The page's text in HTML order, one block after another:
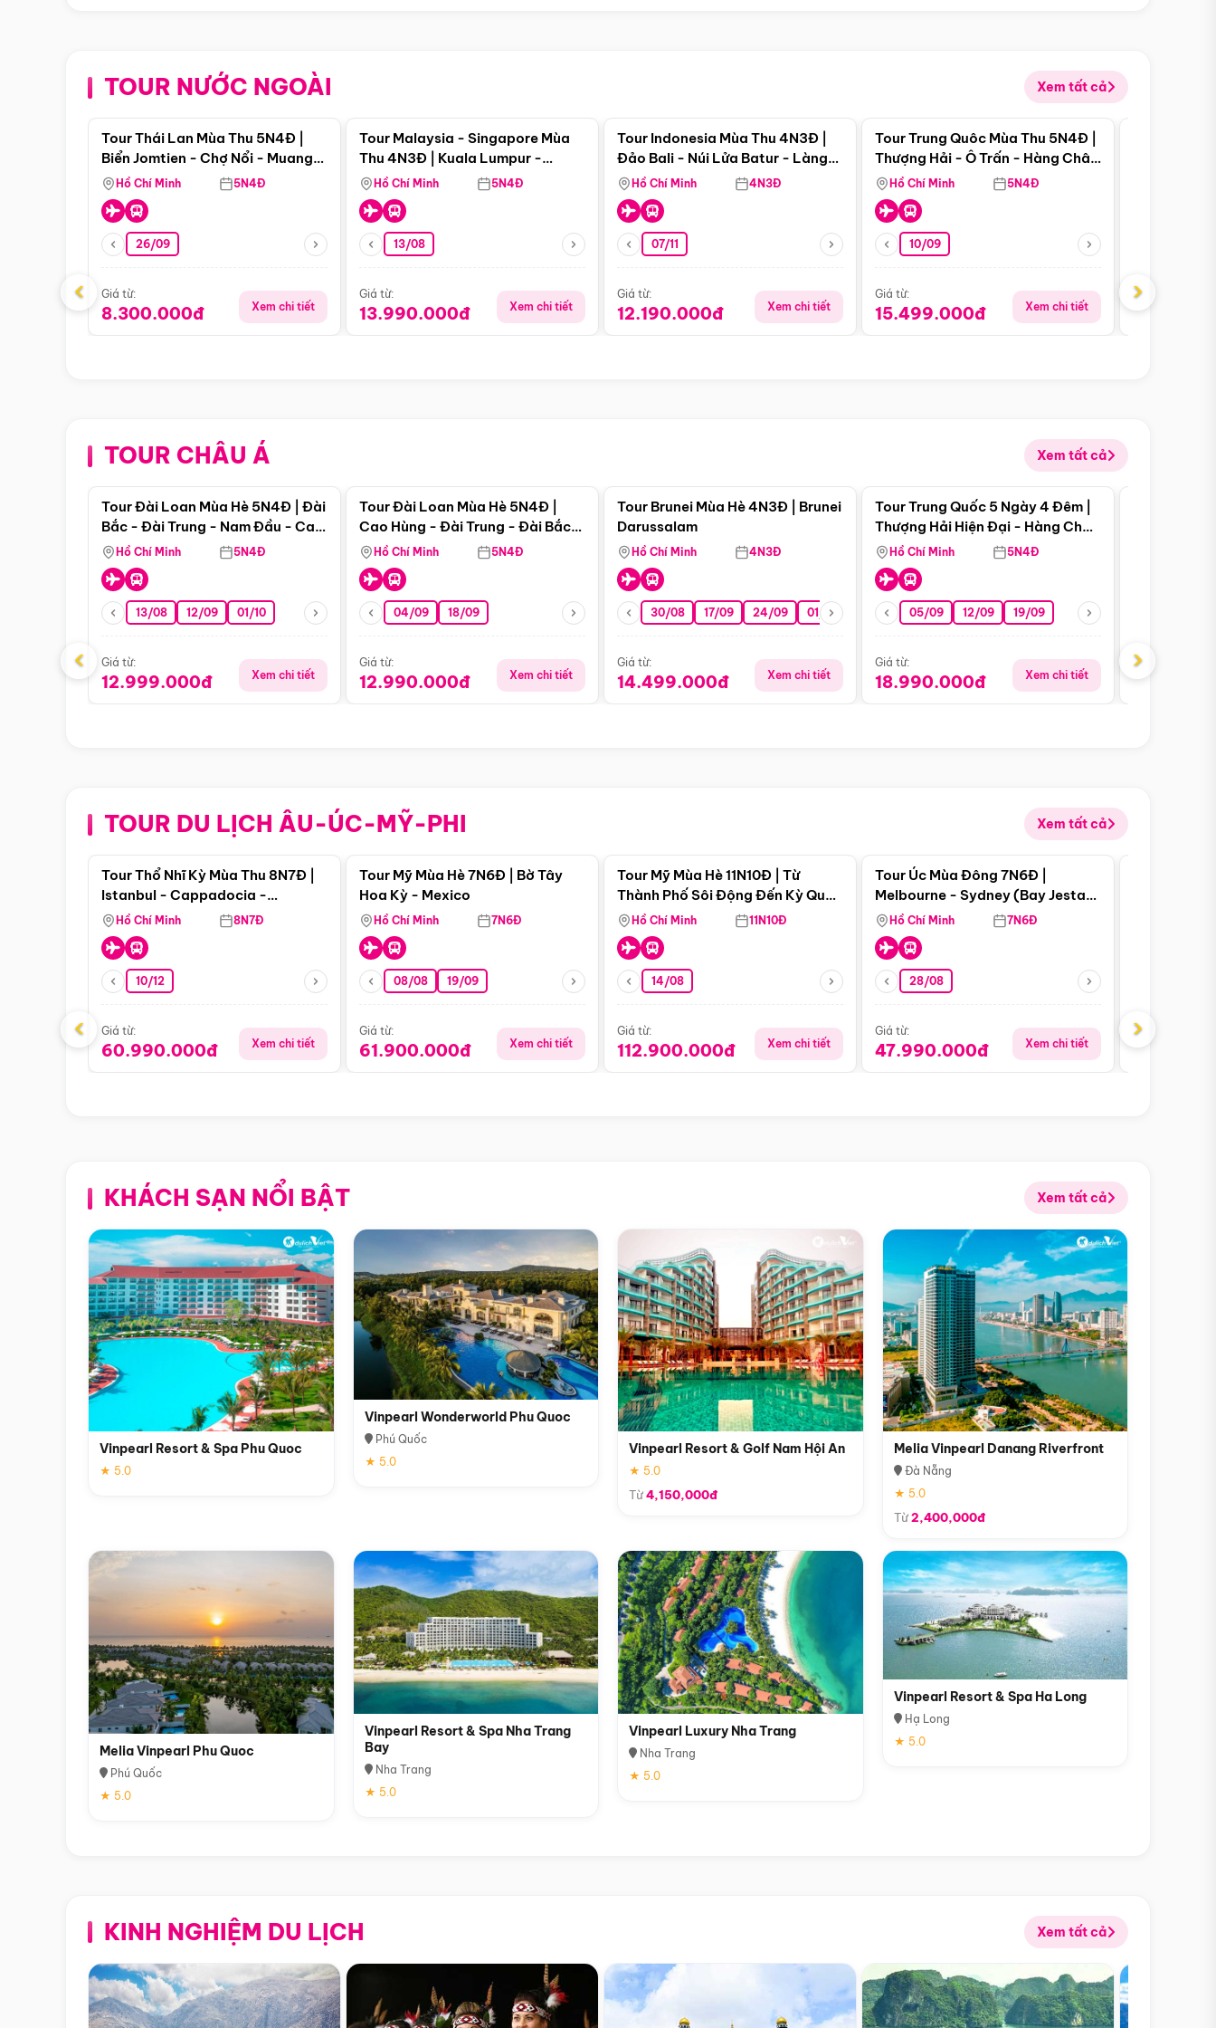
TOUR NƯỚC NGOÀI Xem tất cả
Điểm nổi bật
Tour Thái Lan Mùa Thu 5N4Đ |
Biển Jomtien - Chợ Nổi - Muang
Boran - Suanthai
Hồ Chí Minh 5N4Đ
26/09
Giá từ:
8.300.000đ Xem chi tiết
Tour Malaysia - Singapore Mùa
Thu 4N3Đ | Kuala Lumpur -
Malacca - Johor Baru -
Singapore
Hồ Chí Minh 5N4Đ
13/08
Giá từ:
13.990.000đ Xem chi tiết
Tour Indonesia Mùa Thu 4N3Đ |
Đảo Bali - Núi Lửa Batur - Làng
Penglipuran
Hồ Chí Minh 4N3Đ
07/11
Giá từ:
12.190.000đ Xem chi tiết
Điểm nổi bật
Tour Trung Quôc Mùa Thu 5N4Đ |
Thượng Hải - Ô Trấn - Hàng Châu
(Tour Không Shopping)
Hồ Chí Minh 5N4Đ
10/09
Giá từ:
15.499.000đ Xem chi tiết
Giá từ:
‹ ›
TOUR CHÂU Á Xem tất cả
Điểm nổi bật
Tour Đài Loan Mùa Hè 5N4Đ | Đài
Bắc - Đài Trung - Nam Đầu - Cao
Hùng ( Bay Vn)
Hồ Chí Minh 5N4Đ
13/08 12/09 01/10
Giá từ:
12.999.000đ Xem chi tiết
Tour Đài Loan Mùa Hè 5N4Đ |
Cao Hùng - Đài Trung - Đài Bắc
(Bay Vj)
Hồ Chí Minh 5N4Đ
04/09 18/09
Giá từ:
12.990.000đ Xem chi tiết
Tour Brunei Mùa Hè 4N3Đ | Brunei
Darussalam
Hồ Chí Minh 4N3Đ
30/08 17/09 24/09 01/10 15/10 29/10
Giá từ:
14.499.000đ Xem chi tiết
Điểm nổi bật
Tour Trung Quốc 5 Ngày 4 Đêm |
Thượng Hải Hiện Đại - Hàng Châu
Nên Thơ - Ô Trấn Cổ Kính
Hồ Chí Minh 5N4Đ
05/09 12/09 19/09
Giá từ:
18.990.000đ Xem chi tiết
Giá từ:
‹ ›
TOUR DU LỊCH ÂU-ÚC-MỸ-PHI Xem tất cả
Điểm nổi bật
Tour Thổ Nhĩ Kỳ Mùa Thu 8N7Đ |
Istanbul - Cappadocia -
Pamukkale
Hồ Chí Minh 8N7Đ
10/12
Giá từ:
60.990.000đ Xem chi tiết
Tour Mỹ Mùa Hè 7N6Đ | Bờ Tây
Hoa Kỳ - Mexico
Hồ Chí Minh 7N6Đ
08/08 19/09
Giá từ:
61.900.000đ Xem chi tiết
Tour Mỹ Mùa Hè 11N10Đ | Từ
Thành Phố Sôi Động Đến Kỳ Quan
Thiên Nhiên Mỹ
Hồ Chí Minh 11N10Đ
14/08
Giá từ:
112.900.000đ Xem chi tiết
Điểm nổi bật
Tour Úc Mùa Đông 7N6Đ |
Melbourne - Sydney (Bay Jestar
Airways)
Hồ Chí Minh 7N6Đ
28/08
Giá từ:
47.990.000đ Xem chi tiết
Giá từ:
‹ ›
KHÁCH SẠN NỔI BẬT Xem tất cả
Vinpearl Resort & Spa Phu Quoc
★ 5.0
Vinpearl Wonderworld Phu Quoc
Phú Quốc
★ 5.0
Vinpearl Resort & Golf Nam Hội An
★ 5.0
Từ4,150,000đ
Melia Vinpearl Danang Riverfront
Đà Nẵng
★ 5.0
Từ2,400,000đ
Melia Vinpearl Phu Quoc
Phú Quốc
★ 5.0
Vinpearl Resort & Spa Nha Trang
Bay
Nha Trang
★ 5.0
Vinpearl Luxury Nha Trang
Nha Trang
★ 5.0
Vinpearl Resort & Spa Ha Long
Hạ Long
★ 5.0
KINH NGHIỆM DU LỊCH Xem tất cả